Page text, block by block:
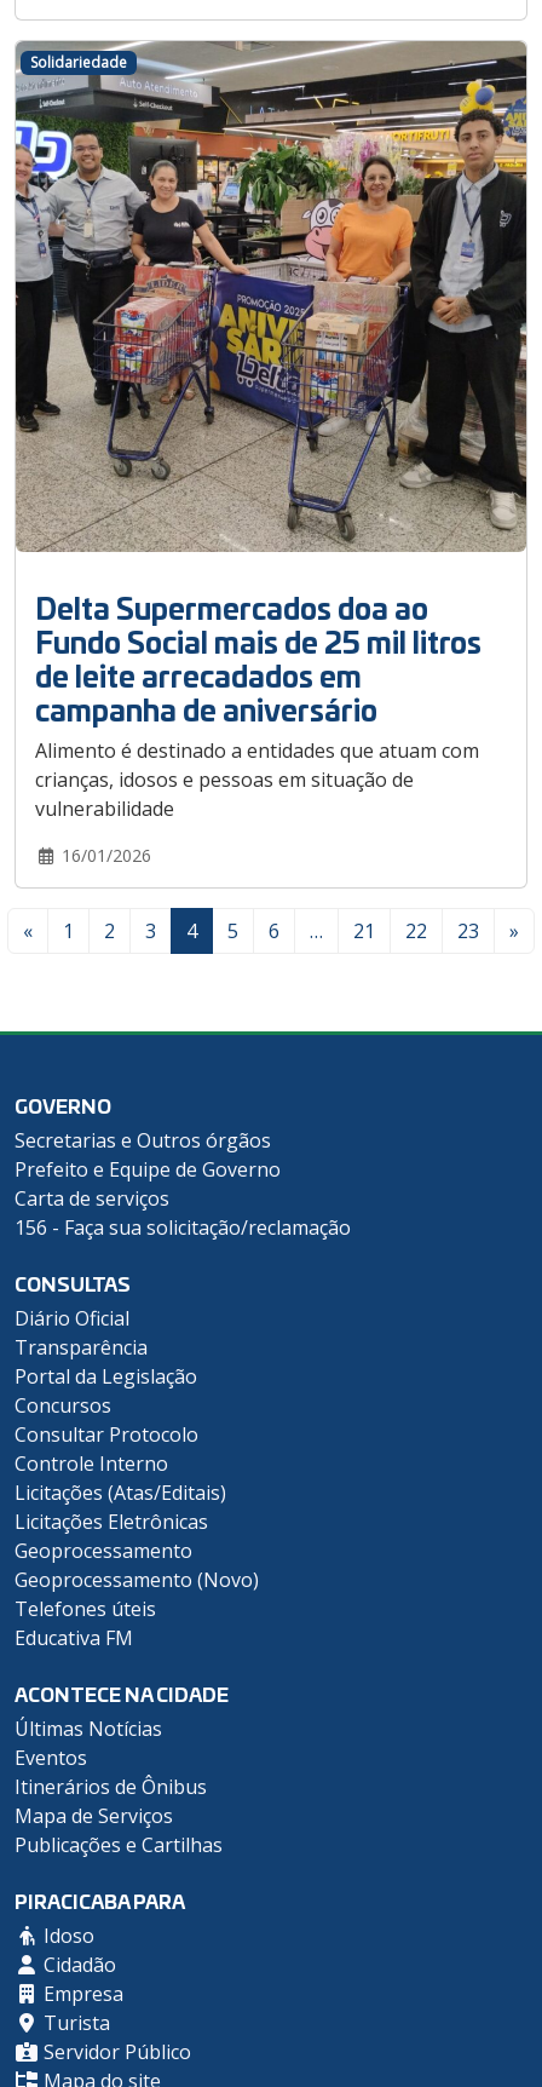
Delta Supermercados doa ao
Fundo Social mais de 25 mil litros
de leite arrecadados em
campanha de aniversário
Alimento é destinado a entidades que atuam com
crianças, idosos e pessoas em situação de
vulnerabilidade
16/01/2026
Solidariedade
« 1 2 3 4 5 6 … 21 22 23 »
GOVERNO
Secretarias e Outros órgãos
Prefeito e Equipe de Governo
Carta de serviços
156 - Faça sua solicitação/reclamação
CONSULTAS
Diário Oficial
Transparência
Portal da Legislação
Concursos
Consultar Protocolo
Controle Interno
Licitações (Atas/Editais)
Licitações Eletrônicas
Geoprocessamento
Geoprocessamento (Novo)
Telefones úteis
Educativa FM
ACONTECE NA CIDADE
Últimas Notícias
Eventos
Itinerários de Ônibus
Mapa de Serviços
Publicações e Cartilhas
PIRACICABA PARA
Idoso
Cidadão
Empresa
Turista
Servidor Público
Mapa do site